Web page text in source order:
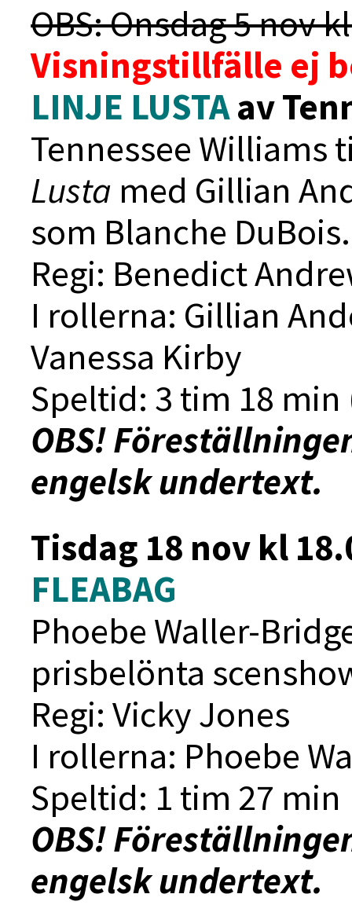
OBS: Onsdag 5 nov
Visningstillfälle ej
LINJE LUSTAav
Tennessee
Lusta med Gillian
som Blanche DuBois.
Regi: Benedict
I rollerna: Gillian
Vanessa Kirby
Speltid: 3 tim 18
OBS!
engelsk undertext.
Tisdag 18 nov kl
FLEABAG
Phoebe Waller-
prisbelönta
Regi: Vicky Jones
I rollerna: Phoebe
Speltid: 1 tim 27 min
OBS!
engelsk undertext.